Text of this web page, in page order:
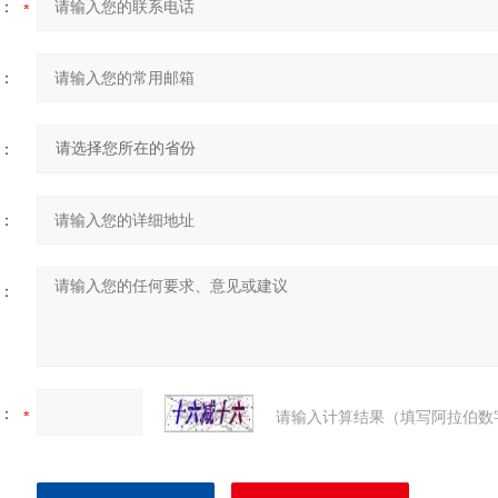
请输入计算结果（填写阿拉伯